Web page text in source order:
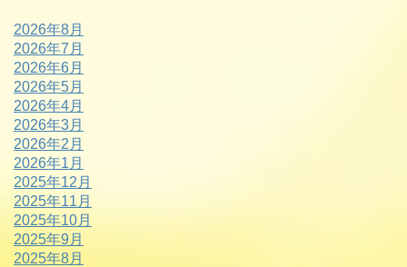
2026年8月
2026年7月
2026年6月
2026年5月
2026年4月
2026年3月
2026年2月
2026年1月
2025年12月
2025年11月
2025年10月
2025年9月
2025年8月